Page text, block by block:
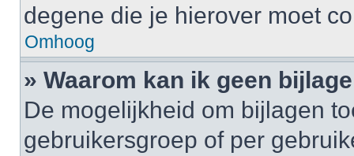
degene die je hierover moet
Omhoog
» Waarom kan ik geen
De mogelijkheid om bijlagen
gebruikersgroep of per